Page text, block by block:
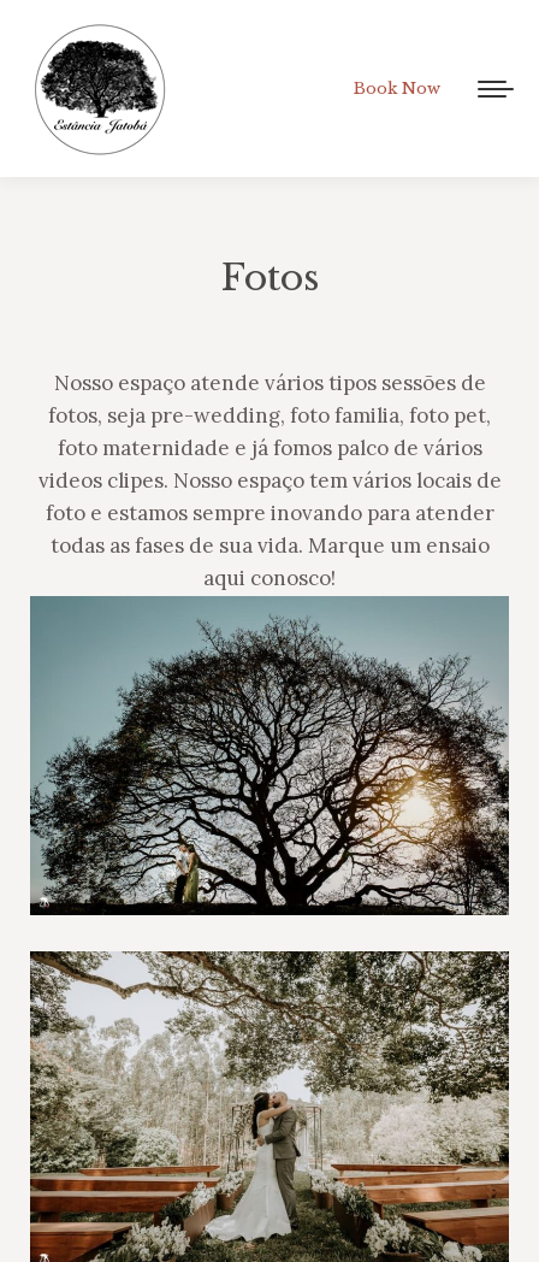
Book Now
Fotos
Nosso espaço atende vários tipos sessões de
fotos, seja pre-wedding, foto familia, foto pet,
foto maternidade e já fomos palco de vários
videos clipes. Nosso espaço tem vários locais de
foto e estamos sempre inovando para atender
todas as fases de sua vida. Marque um ensaio
aqui conosco!